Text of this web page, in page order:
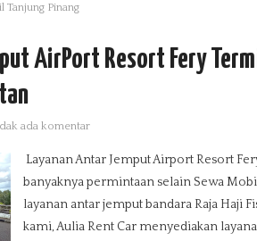
Pinang
AirPort Resort Fery
ada komentar
Layanan Antar Jemput Airport Resort
banyaknya permintaan selain Sewa
layanan antar jemput bandara Raja Haji
kami, Aulia Rent Car menyediakan